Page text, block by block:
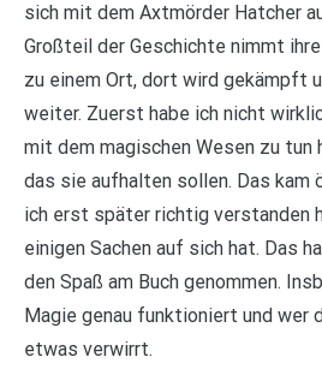
sich mit dem Axtmörder Hatcher
Großteil der Geschichte nimmt
zu einem Ort, dort wird gekämpft
weiter. Zuerst habe ich nicht
mit dem magischen Wesen zu tun
das sie aufhalten sollen. Das kam
ich erst später richtig verstanden
einigen Sachen auf sich hat. Das
den Spaß am Buch genommen.
Magie genau funktioniert und wer
etwas verwirrt.